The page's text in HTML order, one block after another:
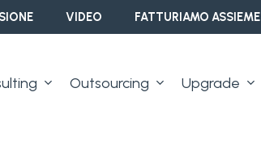
VIDEO FATTURIAMO ASSIEME
Outsourcing Upgrade